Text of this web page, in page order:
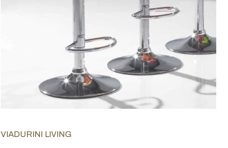
VIADURINI LIVING